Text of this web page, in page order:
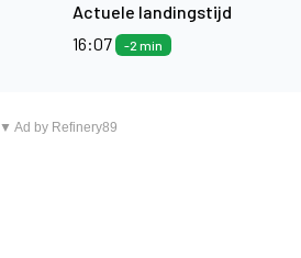
Actuele landingstijd
16:07
-2 min
▼ Ad by Refinery89